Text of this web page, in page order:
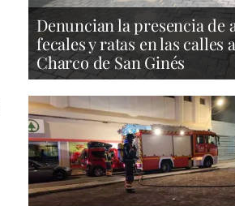
Denuncian la presencia de
fecales y ratas en las calles
Charco de San Ginés